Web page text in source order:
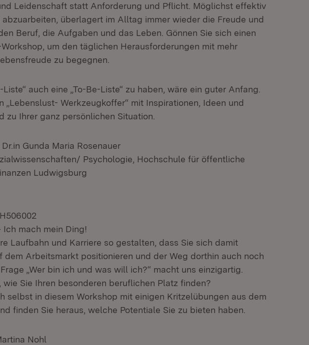
Leidenschaft statt Anforderung und Pflicht. Möglichst effektiv
überlagert im Alltag immer wieder die Freude und
Beruf, die Aufgaben und das Leben. Gönnen Sie sich einen
um den täglichen Herausforderungen mit mehr
zu begegnen.
Liste“ auch eine „To-Be-Liste“ zu haben, wäre ein guter Anfang.
„Lebenslust- Werkzeugkoffer“ mit Inspirationen, Ideen und
zu Ihrer ganz persönlichen Situation.
Gunda Maria Rosenauer
Psychologie, Hochschule für öffentliche
Ludwigsburg
Ich mach mein Ding!
Laufbahn und Karriere so gestalten, dass Sie sich damit
dem Arbeitsmarkt positionieren und der Weg dorthin auch noch
„Wer bin ich und was will ich?“ macht uns einzigartig.
wie Sie Ihren besonderen beruflichen Platz finden?
selbst in diesem Workshop mit einigen Kritzelübungen aus dem
finden Sie heraus, welche Potentiale Sie zu bieten haben.
Nohl